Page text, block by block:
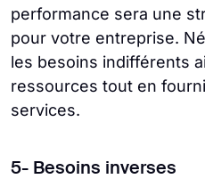
performance sera une
pour votre entreprise.
les besoins indifférents
ressources tout en
services.
5- Besoins inverses